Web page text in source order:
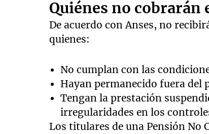
Quiénes no cobrarán
De acuerdo con Anses, no
quienes:
No cumplan con las
Hayan permanecido fuera del
Tengan la prestación
irregularidades en los
Los titulares de una Pensión